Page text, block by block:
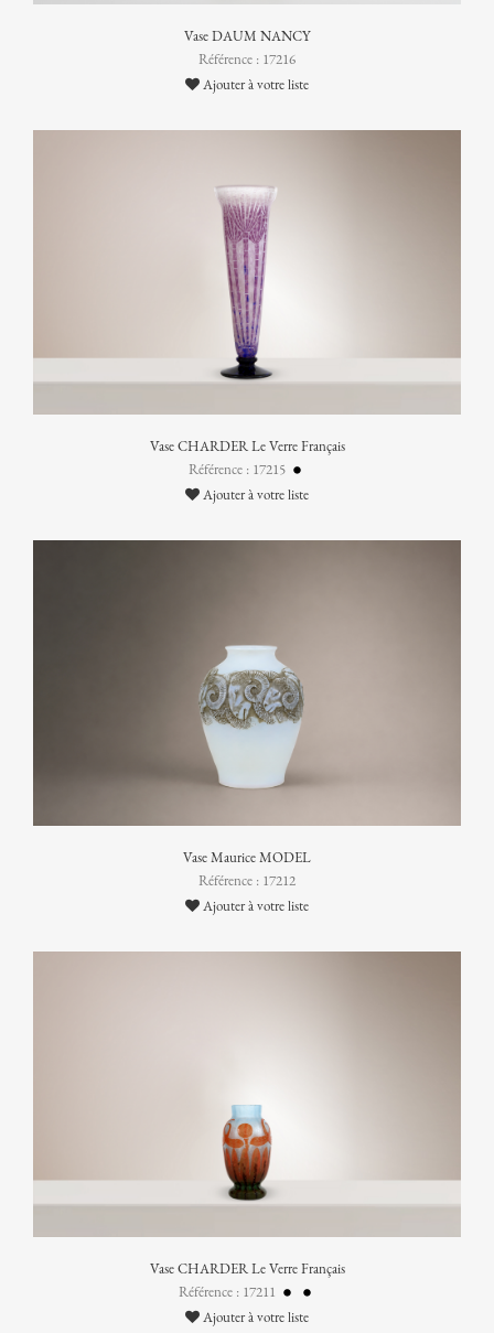
Vase DAUM NANCY
Référence : 17216
Ajouter à votre liste
Vase CHARDER Le Verre Français
Référence : 17215
Ajouter à votre liste
Vase Maurice MODEL
Référence : 17212
Ajouter à votre liste
Vase CHARDER Le Verre Français
Référence : 17211
Ajouter à votre liste